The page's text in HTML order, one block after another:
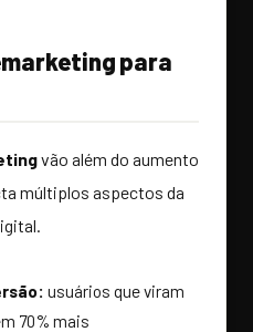
para
vão além do aumento
múltiplos aspectos da
usuários que viram
70% mais